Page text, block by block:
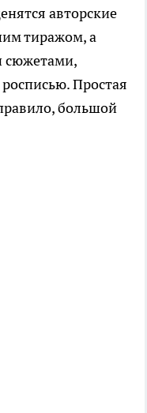
авторские
тиражом, а
сюжетами,
Простая
большой